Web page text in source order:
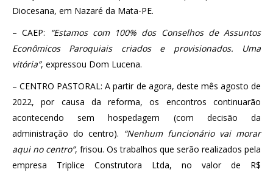
Diocesana, em Nazaré da Mata-PE.
– CAEP:
“Estamos com 100% dos Conselhos de Assuntos
Econômicos Paroquiais criados e provisionados. Uma
vitória”, expressou Dom Lucena.
– CENTRO PASTORAL: A partir de agora, deste mês agosto de
2022, por causa da reforma, os encontros continuarão
acontecendo sem hospedagem (com decisão da
administração do centro). “Nenhum funcionário vai morar
aqui no centro”, frisou. Os trabalhos que serão realizados pela
empresa Triplice Construtora Ltda, no valor de R$